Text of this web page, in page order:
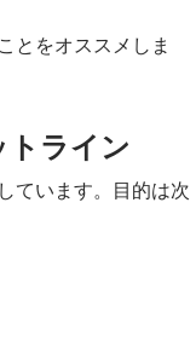
とをオススメしま
トライン
ています。目的は次